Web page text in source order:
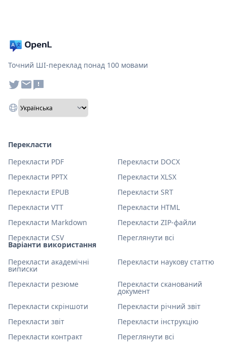
Точний ШІ-переклад понад 100 мовами
Варіанти використання
Перекласти академічні
виписки
Перекласти наукову статтю
Перекласти резюме Перекласти сканований
документ
Перекласти скріншоти
Перекласти річний звіт
Перекласти звіт
Перекласти інструкцію
Перекласти контракт
Переглянути всі
Перекласти
Перекласти PDF
Перекласти DOCX
Перекласти PPTX
Перекласти XLSX
Перекласти EPUB
Перекласти SRT
Перекласти VTT
Перекласти HTML
Перекласти Markdown
Перекласти ZIP-файли
Перекласти CSV
Переглянути всі